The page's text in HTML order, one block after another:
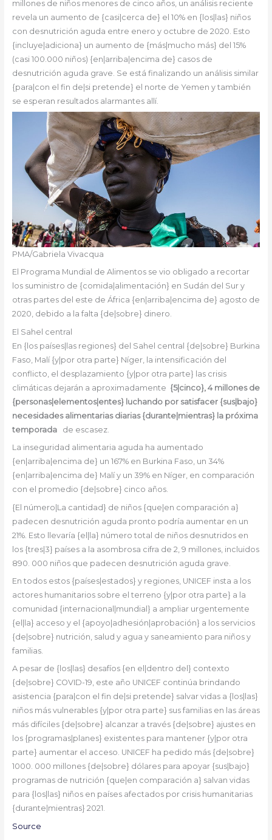
millones de niños menores de cinco años, un análisis reciente
revela un aumento de {casi|cerca de} el 10% en {los|las} niños
con desnutrición aguda entre enero y octubre de 2020. Esto
{incluye|adiciona} un aumento de {más|mucho más} del 15%
(casi 100.000 niños) {en|arriba|encima de} casos de
desnutrición aguda grave. Se está finalizando un análisis similar
{para|con el fin de|si pretende} el norte de Yemen y también
se esperan resultados alarmantes allí.
PMA/Gabriela Vivacqua
El Programa Mundial de Alimentos se vio obligado a recortar
los suministro de {comida|alimentación} en Sudán del Sur y
otras partes del este de África {en|arriba|encima de} agosto de
2020, debido a la falta {de|sobre} dinero.
El Sahel central
En {los países|las regiones} del Sahel central {de|sobre} Burkina
Faso, Malí {y|por otra parte} Níger, la intensificación del
conflicto, el desplazamiento {y|por otra parte} las crisis
climáticas dejarán a aproximadamente {5|cinco}, 4 millones de
{personas|elementos|entes} luchando por satisfacer {sus|bajo}
necesidades alimentarias diarias {durante|mientras} la próxima
temporada
de escasez.
La inseguridad alimentaria aguda ha aumentado
{en|arriba|encima de} un 167% en Burkina Faso, un 34%
{en|arriba|encima de} Malí y un 39% en Níger, en comparación
con el promedio {de|sobre} cinco años.
{El número|La cantidad} de niños {que|en comparación a}
padecen desnutrición aguda pronto podría aumentar en un
21%. Esto llevaría {el|la} número total de niños desnutridos en
los {tres|3} países a la asombrosa cifra de 2, 9 millones, incluidos
890. 000 niños que padecen desnutrición aguda grave.
En todos estos {países|estados} y regiones, UNICEF insta a los
actores humanitarios sobre el terreno {y|por otra parte} a la
comunidad {internacional|mundial} a ampliar urgentemente
{el|la} acceso y el {apoyo|adhesión|aprobación} a los servicios
{de|sobre} nutrición, salud y agua y saneamiento para niños y
familias.
A pesar de {los|las} desafíos {en el|dentro del} contexto
{de|sobre} COVID-19, este año UNICEF continúa brindando
asistencia {para|con el fin de|si pretende} salvar vidas a {los|las}
niños más vulnerables {y|por otra parte} sus familias en las áreas
más difíciles {de|sobre} alcanzar a través {de|sobre} ajustes en
los {programas|planes} existentes para mantener {y|por otra
parte} aumentar el acceso. UNICEF ha pedido más {de|sobre}
1000. 000 millones {de|sobre} dólares para apoyar {sus|bajo}
programas de nutrición {que|en comparación a} salvan vidas
para {los|las} niños en países afectados por crisis humanitarias
{durante|mientras} 2021.
Source